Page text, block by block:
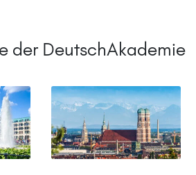
der DeutschAkademie